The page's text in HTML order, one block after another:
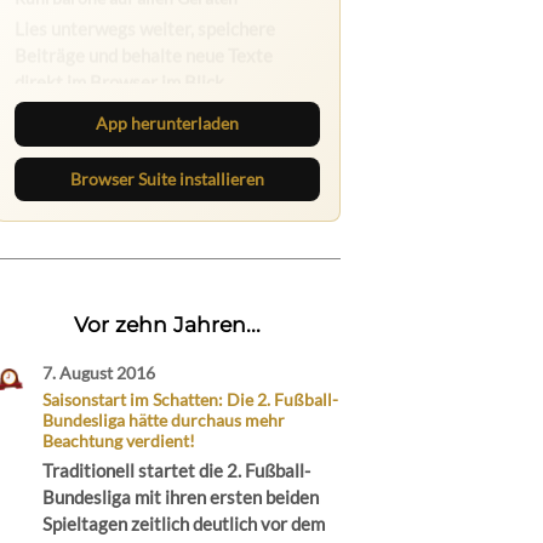
dich am Desktop auf dem Laufenden.
App herunterladen
Browser Suite installieren
Vor zehn Jahren...
7. August 2016
Saisonstart im Schatten: Die 2. Fußball-
Bundesliga hätte durchaus mehr
Beachtung verdient!
Traditionell startet die 2. Fußball-
Bundesliga mit ihren ersten beiden
Spieltagen zeitlich deutlich vor dem